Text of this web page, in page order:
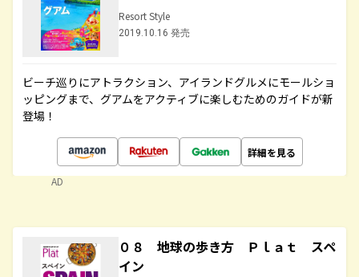
Resort Style
2019.10.16 発売
ビーチ巡りにアトラクション、アイランドグルメにモールショ
ッピングまで、グアムをアクティブに楽しむためのガイドが新
登場！
詳細を見る
AD
０８ 地球の歩き方 Ｐｌａｔ スペ
イン